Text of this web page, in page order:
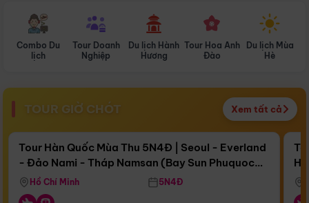
Combo Du
lịch
Tour Doanh
Nghiệp
Du lịch Hành
Hương
Tour Hoa Anh
Đào
Du lịch Mùa
Hè
TOUR GIỜ CHÓT Xem tất cả
Còn16 ngày 08:11:59
Bay Sun Phuquoc Airways
Điểm nổi bật
Tour Hàn Quốc Mùa Thu 5N4Đ | Seoul - Everland
- Đảo Nami - Tháp Namsan (Bay Sun Phuquoc
Airways)
Hồ Chí Minh 5N4Đ